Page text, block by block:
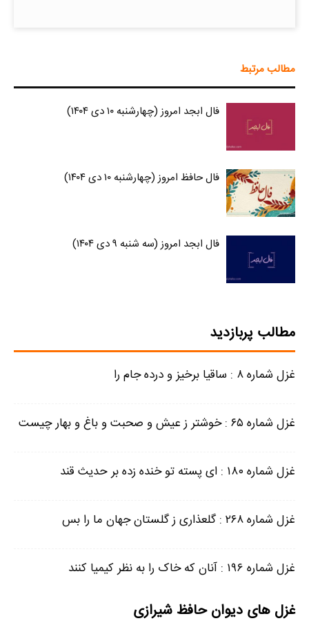
مطالب مرتبط
فال ابجد امروز (چهارشنبه ۱۰ دی ۱۴۰۴)
فال حافظ امروز (چهارشنبه ۱۰ دی ۱۴۰۴)
فال ابجد امروز (سه شنبه ۹ دی ۱۴۰۴)
مطالب پربازدید
غزل شماره ۸ : ساقیا برخیز و درده جام را
غزل شماره ۶۵ : خوشتر ز عیش و صحبت و باغ و بهار چیست
غزل شماره ۱۸۰ : ای پسته تو خنده زده بر حدیث قند
غزل شماره ۲۶۸ : گلعذاری ز گلستان جهان ما را بس
غزل شماره ۱۹۶ : آنان که خاک را به نظر کیمیا کنند
غزل های دیوان حافظ شیرازی